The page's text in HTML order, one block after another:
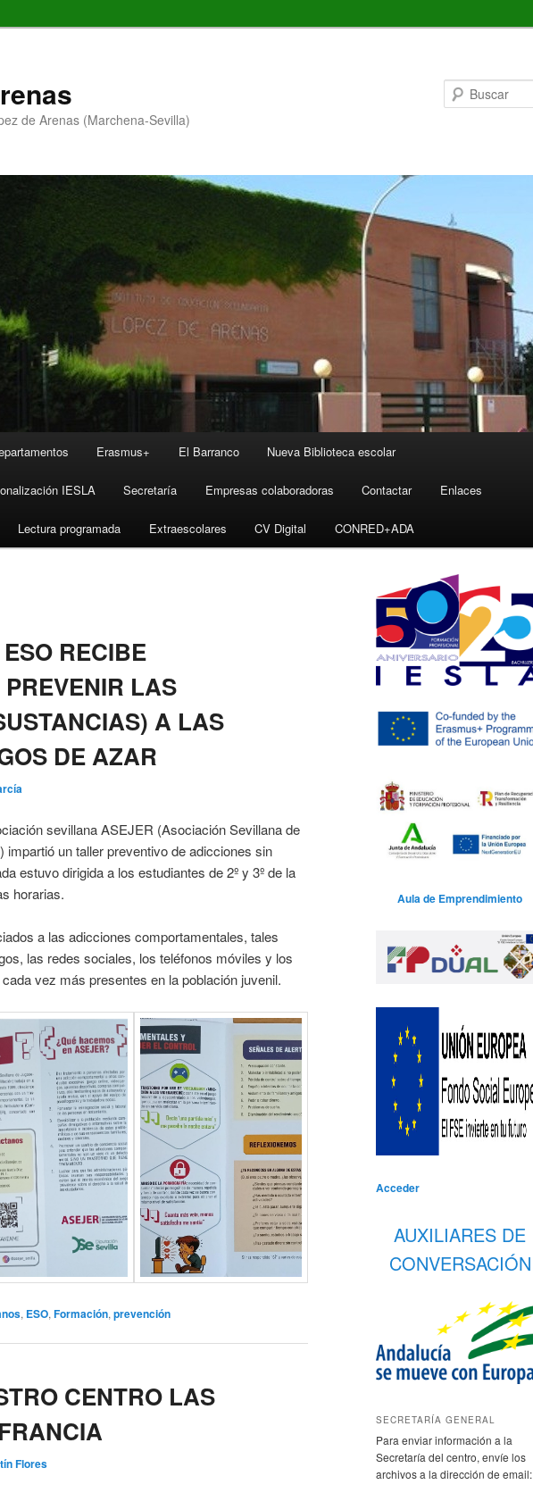
de Arenas (Marchena-Sevilla)
Erasmus+ El Barranco Nueva Biblioteca escolar
IESLA Secretaría Empresas colaboradoras Contactar Enlaces
Lectura programada Extraescolares CV Digital CONRED+ADA
RECIBE
LAS
A LAS
DE AZAR
sevillana ASEJER (Asociación Sevillana de
un taller preventivo de adicciones sin
estuvo dirigida a los estudiantes de 2º y 3º de la
horarias.
a las adicciones comportamentales, tales
las redes sociales, los teléfonos móviles y los
vez más presentes en la población juvenil.
, ESO, Formación, prevención
CENTRO LAS
Flores
Aula de Emprendimiento
Acceder
AUXILIARES DE
CONVERSACIÓN
SECRETARÍA GENERAL
Para enviar información a la
Secretaría del centro, envíe los
archivos a la dirección de email: